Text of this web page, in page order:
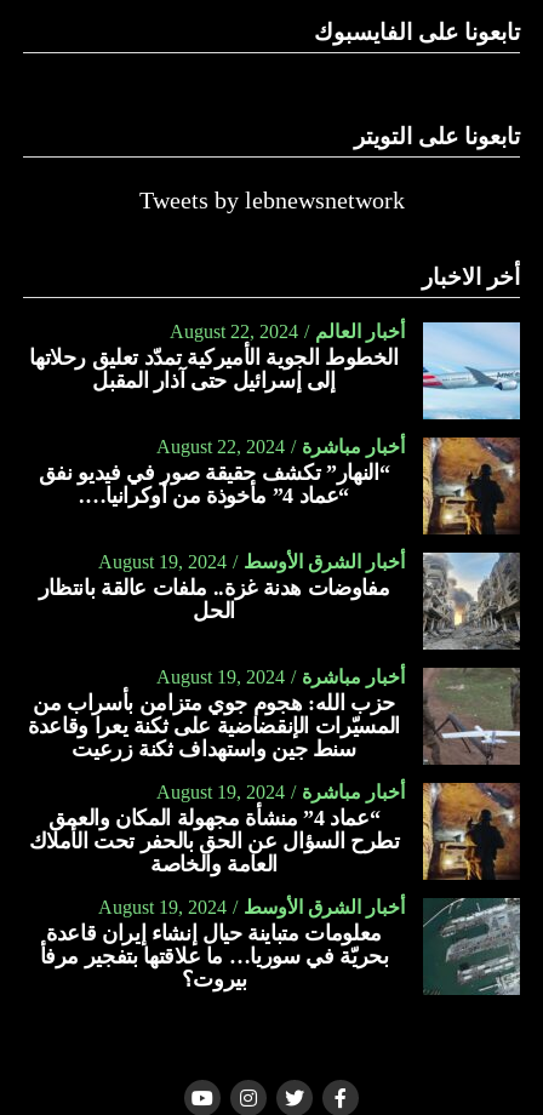
تابعونا على الفايسبوك
تابعونا على التويتر
Tweets by lebnewsnetwork
أخر الاخبار
أخبار العالم August 22, 2024
الخطوط الجوية الأميركية تمدّد تعليق رحلاتها
إلى إسرائيل حتى آذار المقبل
أخبار مباشرة August 22, 2024
“النهار” تكشف حقيقة صور في فيديو نفق
“عماد 4” مأخوذة من أوكرانيا….
أخبار الشرق الأوسط August 19, 2024
مفاوضات هدنة غزة.. ملفات عالقة بانتظار
الحل
أخبار مباشرة August 19, 2024
حزب الله: هجوم جوي متزامن بأسراب من
المسيّرات الإنقضاضية على ثكنة يعرا وقاعدة
سنط جين واستهداف ثكنة زرعيت
أخبار مباشرة August 19, 2024
“عماد 4” منشأة مجهولة المكان والعمق
تطرح السؤال عن الحق بالحفر تحت الأملاك
العامة والخاصة
أخبار الشرق الأوسط August 19, 2024
معلومات متباينة حيال إنشاء إيران قاعدة
بحريّة في سوريا… ما علاقتها بتفجير مرفأ
بيروت؟